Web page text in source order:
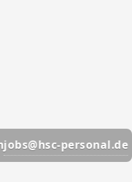
personal.de 📩